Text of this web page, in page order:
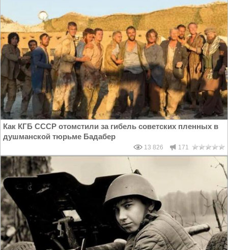
Как КГБ СССР отомстили за гибель советских пленных в
душманской тюрьме Бадабер
13 826 171